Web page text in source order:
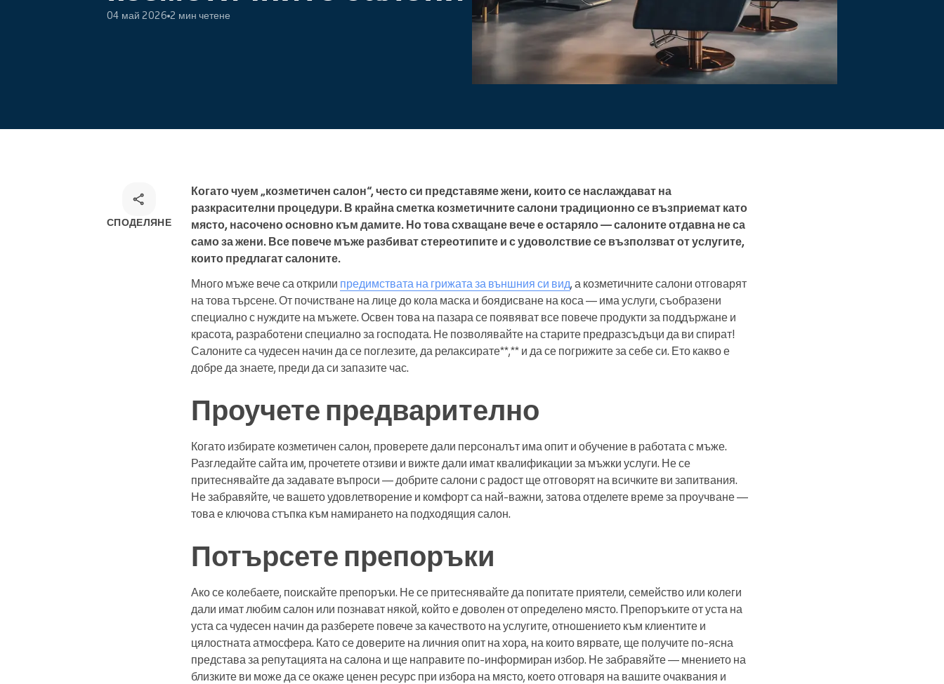
Прочетете повече
04 май 2026 2 мин четене
СПОДЕЛЯНЕ
Когато чуем „козметичен салон“, често си представяме жени, които се наслаждават на
разкрасителни процедури. В крайна сметка козметичните салони традиционно се възприемат като
място, насочено основно към дамите. Но това схващане вече е остаряло — салоните отдавна не са
само за жени. Все повече мъже разбиват стереотипите и с удоволствие се възползват от услугите,
които предлагат салоните.
Много мъже вече са открили предимствата на грижата за външния си вид, а козметичните салони отговарят
на това търсене. От почистване на лице до кола маска и боядисване на коса — има услуги, съобразени
специално с нуждите на мъжете. Освен това на пазара се появяват все повече продукти за поддържане и
красота, разработени специално за господата. Не позволявайте на старите предразсъдъци да ви спират!
Салоните са чудесен начин да се поглезите, да релаксирате**,** и да се погрижите за себе си. Ето какво е
добре да знаете, преди да си запазите час.
Проучете предварително
Когато избирате козметичен салон, проверете дали персоналът има опит и обучение в работата с мъже.
Разгледайте сайта им, прочетете отзиви и вижте дали имат квалификации за мъжки услуги. Не се
притеснявайте да задавате въпроси — добрите салони с радост ще отговорят на всичките ви запитвания.
Не забравяйте, че вашето удовлетворение и комфорт са най-важни, затова отделете време за проучване —
това е ключова стъпка към намирането на подходящия салон.
Потърсете препоръки
Ако се колебаете, поискайте препоръки. Не се притеснявайте да попитате приятели, семейство или колеги
дали имат любим салон или познават някой, който е доволен от определено място. Препоръките от уста на
уста са чудесен начин да разберете повече за качеството на услугите, отношението към клиентите и
цялостната атмосфера. Като се доверите на личния опит на хора, на които вярвате, ще получите по-ясна
представа за репутацията на салона и ще направите по-информиран избор. Не забравяйте — мнението на
близките ви може да се окаже ценен ресурс при избора на място, което отговаря на вашите очаквания и